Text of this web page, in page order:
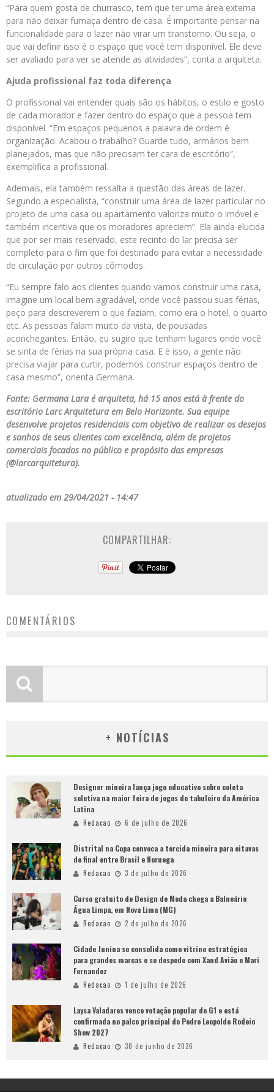
“Para quem gosta de churrasco, tem que ter uma área externa
para não deixar fumaça dentro de casa. É importante pensar na
funcionalidade para o lazer não virar um transtorno. Ou seja, o
que vai definir isso é o espaço que você tem disponível. Ele deve
ser avaliado para ver se atende as atividades”, conta a arquiteta.
Ajuda profissional faz toda diferença
O profissional vai entender quais são os hábitos, o estilo e gosto
de cada morador e fazer dentro do espaço que a pessoa tem
disponível. “Em espaços pequenos a palavra de ordem é
organização. Acabou o trabalho? Guarde tudo, armários bem
planejados, mas que não precisam ter cara de escritório”,
exemplifica a profissional.
Ademais, ela também ressalta a questão das áreas de lazer.
Segundo a especialista, “construir uma área de lazer particular no
projeto de uma casa ou apartamento valoriza muito o imóvel e
também incentiva que os moradores apreciem”. Ela ainda elucida
que por ser mais reservado, este recinto do lar precisa ser
completo para o fim que foi destinado para evitar a necessidade
de circulação por outros cômodos.
“Eu sempre falo aos clientes quando vamos construir uma casa,
imagine um local bem agradável, onde você passou suas férias,
peço para descreverem o que faziam, como era o hotel, o quarto
etc. As pessoas falam muito da vista, de pousadas
aconchegantes. Então, eu sugiro que tenham lugares onde você
se sinta de férias na sua própria casa. E é isso, a gente não
precisa viajar para curtir, podemos construir espaços dentro de
casa mesmo”, orienta Germana.
Fonte: Germana Lara é arquiteta, há 15 anos está à frente do
escritório Larc Arquitetura em Belo Horizonte. Sua equipe
desenvolve projetos residenciais com objetivo de realizar os desejos
e sonhos de seus clientes com excelência, além de projetos
comerciais focados no público e propósito das empresas
(@larcarquitetura).
atualizado em 29/04/2021 - 14:47
COMPARTILHAR:
COMENTÁRIOS
+ NOTÍCIAS
Designer mineira lança jogo educativo sobre coleta
seletiva na maior feira de jogos de tabuleiro da América
Latina
Redacao 6 de julho de 2026
Distrital na Copa convoca a torcida mineira para oitavas
de final entre Brasil e Noruega
Redacao 3 de julho de 2026
Curso gratuito de Design de Moda chega a Balneário
Água Limpa, em Nova Lima (MG)
Redacao 2 de julho de 2026
Cidade Junina se consolida como vitrine estratégica
para grandes marcas e se despede com Xand Avião e Mari
Fernandez
Redacao 1 de julho de 2026
Laysa Valadares vence votação popular do G1 e está
confirmada no palco principal do Pedro Leopoldo Rodeio
Show 2027
Redacao 30 de junho de 2026